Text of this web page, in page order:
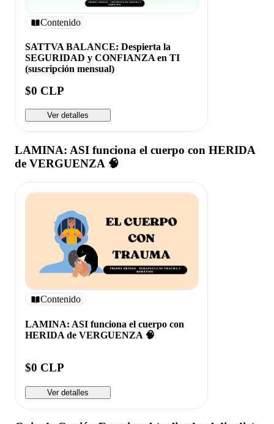
Contenido
SATTVA BALANCE: Despierta la
SEGURIDAD y CONFIANZA en TI
(suscripción mensual)
$0 CLP
Ver detalles
LAMINA: ASI funciona el cuerpo con HERIDA
de VERGUENZA 🧠
Contenido
LAMINA: ASI funciona el cuerpo con
HERIDA de VERGUENZA 🧠
$0 CLP
Ver detalles